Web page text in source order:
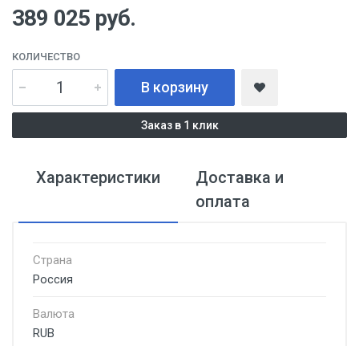
389 025 руб.
КОЛИЧЕСТВО
В корзину
Заказ в 1 клик
Характеристики
Доставка и
оплата
Страна
Россия
Валюта
RUB